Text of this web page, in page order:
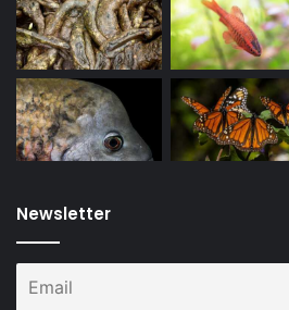
Newsletter